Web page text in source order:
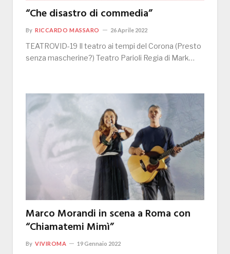
“Che disastro di commedia”
By RICCARDO MASSARO 26 Aprile 2022
TEATROVID-19 Il teatro ai tempi del Corona (Presto
senza mascherine?) Teatro Parioli Regia di Mark…
Marco Morandi in scena a Roma con
“Chiamatemi Mimì”
By VIVIROMA 19 Gennaio 2022